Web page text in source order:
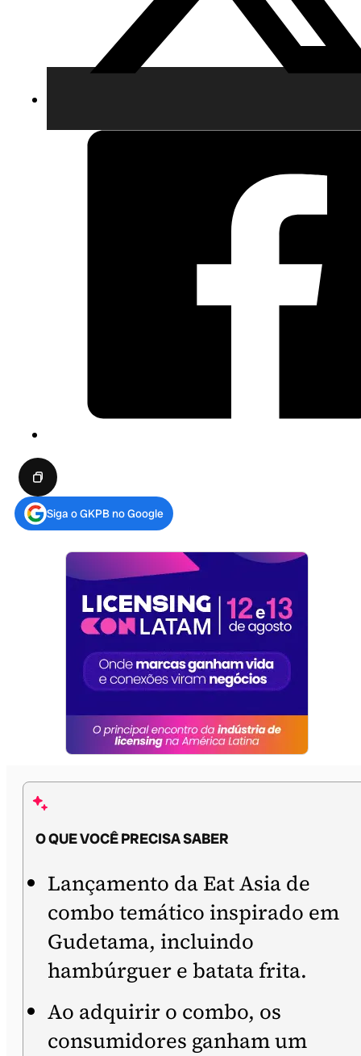
Siga o GKPB no Google
O QUE VOCÊ PRECISA SABER
Lançamento da Eat Asia de
combo temático inspirado em
Gudetama, incluindo
hambúrguer e batata frita.
Ao adquirir o combo, os
consumidores ganham um